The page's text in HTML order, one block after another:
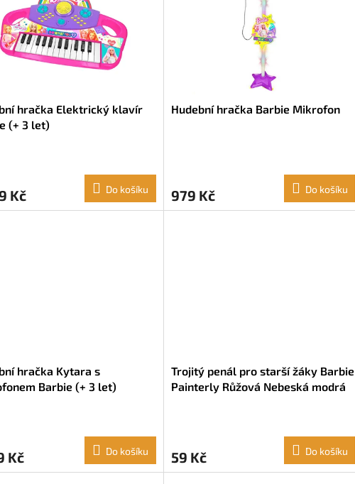
hračka Elektrický klavír
(+ 3 let)
Kč Do košíku
Hudební hračka Barbie Mikrofon
979 Kč Do košíku
hračka Kytara s
Barbie (+ 3 let)
Kč Do košíku
Trojitý penál pro starší žáky Barbie
Painterly Růžová Nebeská modrá
59 Kč Do košíku